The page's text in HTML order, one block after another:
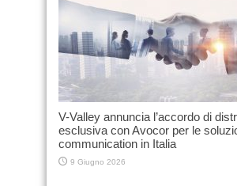
V-Valley annuncia l’accordo di
esclusiva con Avocor per le
communication in Italia
9 Giugno 2026